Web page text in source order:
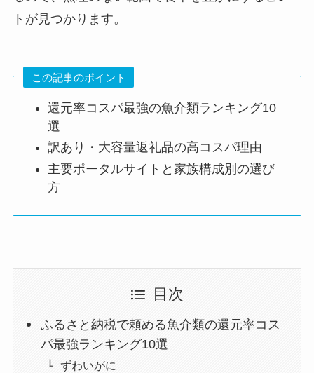
トが見つかります。
この記事のポイント
還元率コスパ最強の魚介類ランキング10
選
訳あり・大容量返礼品の高コスパ理由
主要ポータルサイトと家族構成別の選び
方
目次
ふるさと納税で頼める魚介類の還元率コス
パ最強ランキング10選
ずわいがに